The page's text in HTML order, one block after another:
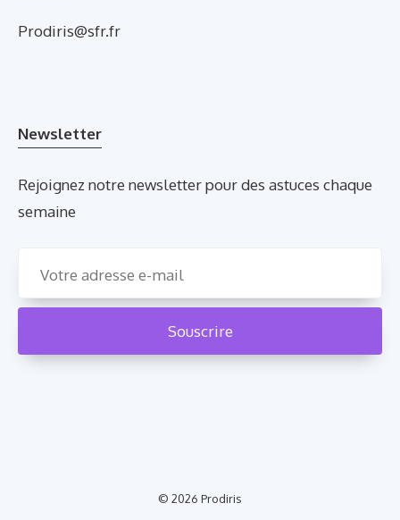
Prodiris@sfr.fr
Newsletter
Rejoignez notre newsletter pour des astuces chaque
semaine
© 2026 Prodiris